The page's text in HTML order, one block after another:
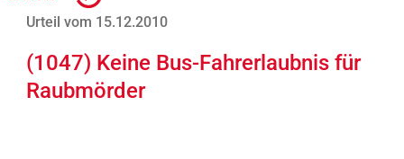
Urteil vom 15.12.2010
(1047) Keine Bus-Fahrerlaubnis für
Raubmörder